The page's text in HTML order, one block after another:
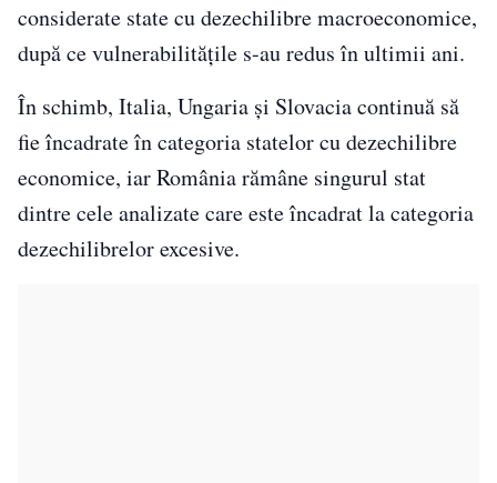
considerate state cu dezechilibre macroeconomice,
după ce vulnerabilitățile s-au redus în ultimii ani.
În schimb, Italia, Ungaria și Slovacia continuă să
fie încadrate în categoria statelor cu dezechilibre
economice, iar România rămâne singurul stat
dintre cele analizate care este încadrat la categoria
dezechilibrelor excesive.